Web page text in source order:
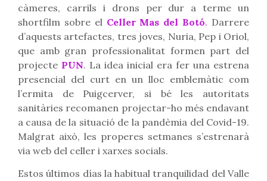
càmeres, carrils i drons per dur a terme un
shortfilm sobre el Celler Mas del Botó. Darrere
d’aquests artefactes, tres joves, Nuria, Pep i Oriol,
que amb gran professionalitat formen part del
projecte PUN. La idea inicial era fer una estrena
presencial del curt en un lloc emblemàtic com
l’ermita de Puigcerver, si bé les autoritats
sanitàries recomanen projectar-ho més endavant
a causa de la situació de la pandèmia del Covid-19.
Malgrat això, les properes setmanes s’estrenarà
via web del celler i xarxes socials.
Estos últimos días la habitual tranquilidad del Valle